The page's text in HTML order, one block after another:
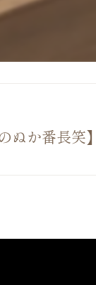
ぬか番長笑】